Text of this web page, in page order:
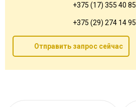
+375 (17) 355 40 85
+375 (29) 274 14 95
Отправить запрос сейчас